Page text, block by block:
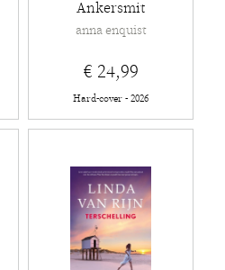
Ankersmit
anna enquist
€ 24,99
Hard-cover - 2026